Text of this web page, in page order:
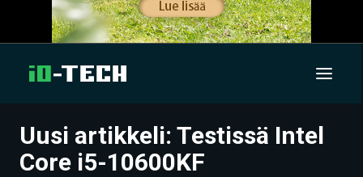
UUTISET
Uusi artikkeli: Testissä Intel
Core i5-10600KF